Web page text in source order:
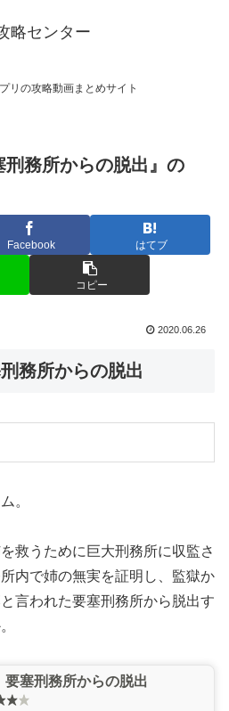
略センター
リの攻略動画まとめサイト
刑務所からの脱出』の
Facebook はてブ
コピー
2020.06.26
務所からの脱出
。
救うために巨大刑務所に収監さ
内で姉の無実を証明し、監獄か
言われた要塞刑務所から脱出す
塞刑務所からの脱出